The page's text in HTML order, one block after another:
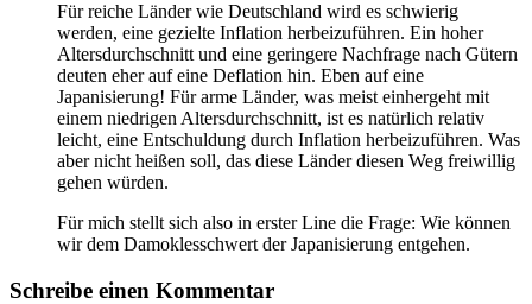
Für reiche Länder wie Deutschland wird es schwierig
werden, eine gezielte Inflation herbeizuführen. Ein hoher
Altersdurchschnitt und eine geringere Nachfrage nach Gütern
deuten eher auf eine Deflation hin. Eben auf eine
Japanisierung! Für arme Länder, was meist einhergeht mit
einem niedrigen Altersdurchschnitt, ist es natürlich relativ
leicht, eine Entschuldung durch Inflation herbeizuführen. Was
aber nicht heißen soll, das diese Länder diesen Weg freiwillig
gehen würden.
Für mich stellt sich also in erster Line die Frage: Wie können
wir dem Damoklesschwert der Japanisierung entgehen.
Schreibe einen Kommentar